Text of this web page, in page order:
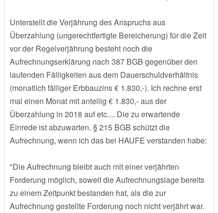
Unterstellt die Verjährung des Anspruchs aus
Überzahlung (ungerechtfertigte Bereicherung) für die Zeit
vor der Regelverjährung besteht noch die
Aufrechnungserklärung nach 387 BGB gegenüber den
laufenden Fälligkeiten aus dem Dauerschuldverhältnis
(monatlich fälliger Erbbauzins € 1.830,-). Ich rechne erst
mal einen Monat mit anteilig € 1.830,- aus der
Überzahlung in 2018 auf etc.... Die zu erwartende
Einrede ist abzuwarten. § 215 BGB schützt die
Aufrechnung, wenn ich das bei HAUFE verstanden habe:
"Die Aufrechnung bleibt auch mit einer verjährten
Forderung möglich, soweit die Aufrechnungslage bereits
zu einem Zeitpunkt bestanden hat, als die zur
Aufrechnung gestellte Forderung noch nicht verjährt war.